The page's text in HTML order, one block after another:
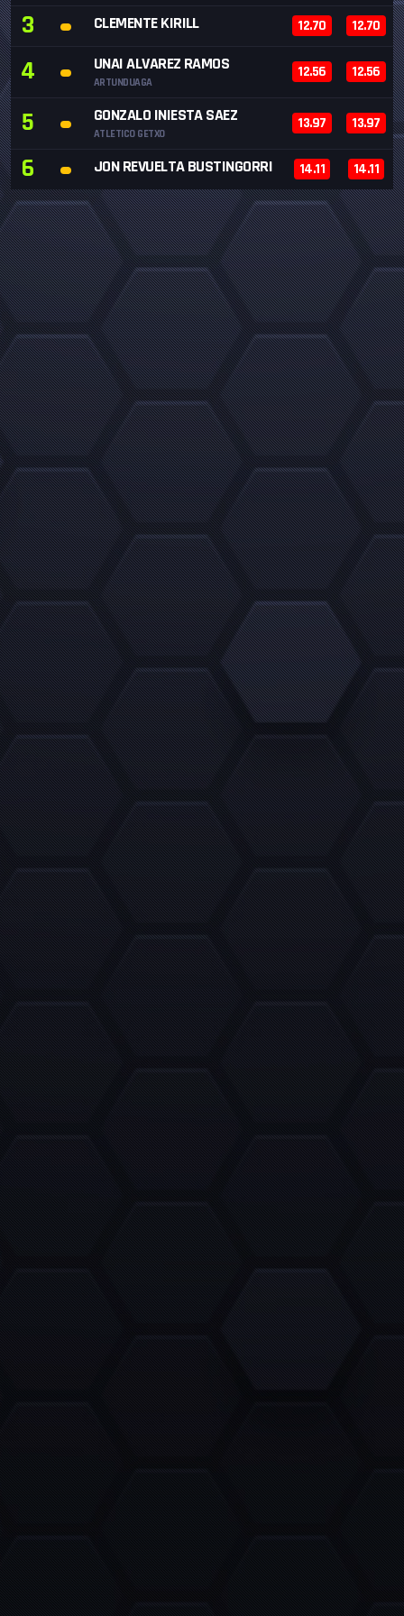
3 CLEMENTE KIRILL 12.70 12.70
4 UNAI ALVAREZ RAMOS
ARTUNDUAGA
12.56 12.56
5 GONZALO INIESTA SAEZ
ATLETICO GETXO
13.97 13.97
6 JON REVUELTA BUSTINGORRI 14.11 14.11